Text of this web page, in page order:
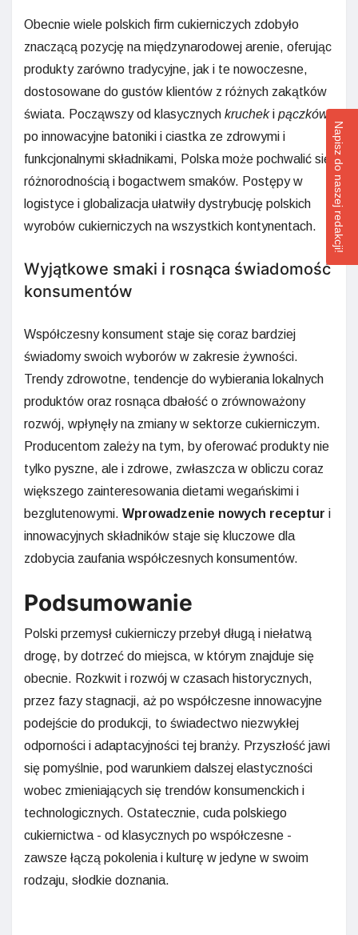
Obecnie wiele polskich firm cukierniczych zdobyło
znaczącą pozycję na międzynarodowej arenie, oferując
produkty zarówno tradycyjne, jak i te nowoczesne,
dostosowane do gustów klientów z różnych zakątków
świata. Począwszy od klasycznych krucheki pączków
po innowacyjne batoniki i ciastka ze zdrowymi i
funkcjonalnymi składnikami, Polska może pochwalić się
różnorodnością i bogactwem smaków. Postępy w
logistyce i globalizacja ułatwiły dystrybucję polskich
wyrobów cukierniczych na wszystkich kontynentach.
Wyjątkowe smaki i rosnąca świadomość
konsumentów
Współczesny konsument staje się coraz bardziej
świadomy swoich wyborów w zakresie żywności.
Trendy zdrowotne, tendencje do wybierania lokalnych
produktów oraz rosnąca dbałość o zrównoważony
rozwój, wpłynęły na zmiany w sektorze cukierniczym.
Producentom zależy na tym, by oferować produkty nie
tylko pyszne, ale i zdrowe, zwłaszcza w obliczu coraz
większego zainteresowania dietami wegańskimi i
bezglutenowymi. Wprowadzenie nowych receptur i
innowacyjnych składników staje się kluczowe dla
zdobycia zaufania współczesnych konsumentów.
Podsumowanie
Polski przemysł cukierniczy przebył długą i niełatwą
drogę, by dotrzeć do miejsca, w którym znajduje się
obecnie. Rozkwit i rozwój w czasach historycznych,
przez fazy stagnacji, aż po współczesne innowacyjne
podejście do produkcji, to świadectwo niezwykłej
odporności i adaptacyjności tej branży. Przyszłość jawi
się pomyślnie, pod warunkiem dalszej elastyczności
wobec zmieniających się trendów konsumenckich i
technologicznych. Ostatecznie, cuda polskiego
cukiernictwa - od klasycznych po współczesne -
zawsze łączą pokolenia i kulturę w jedyne w swoim
rodzaju, słodkie doznania.
Napisz do naszej redakcji!